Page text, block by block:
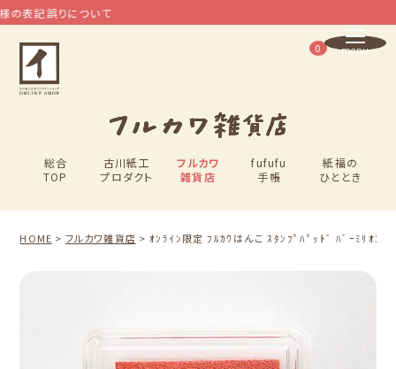
誤りについて
総合
TOP
古川紙工
プロダクト
フルカワ
雑貨店
fufufu
手帳
紙福の
ひととき
0
HOME フルカワ雑貨店 ｵﾝﾗｲﾝ限定 ﾌﾙｶﾜはんこ ｽﾀﾝﾌﾟﾊﾟｯﾄﾞ ﾊﾞｰﾐﾘｵﾝ